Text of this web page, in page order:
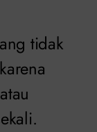
tidak